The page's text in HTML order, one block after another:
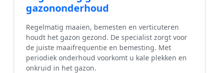
gazononderhoud
Regelmatig maaien, bemesten en verticuteren
houdt het gazon gezond. De specialist zorgt voor
de juiste maaifrequentie en bemesting. Met
periodiek onderhoud voorkomt u kale plekken en
onkruid in het gazon.